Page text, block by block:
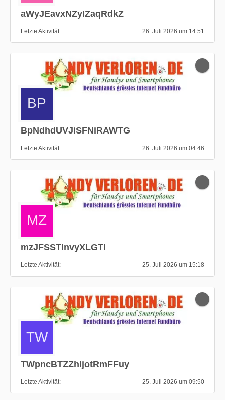
aWyJEavxNZyIZaqRdkZ
Letzte Aktivität 26. Juli 2026 um 14:51
BpNdhdUVJiSFNiRAWTG
Letzte Aktivität 26. Juli 2026 um 04:46
mzJFSSTInvyXLGTI
Letzte Aktivität 25. Juli 2026 um 15:18
TWpncBTZZhljotRmFFuy
Letzte Aktivität 25. Juli 2026 um 09:50